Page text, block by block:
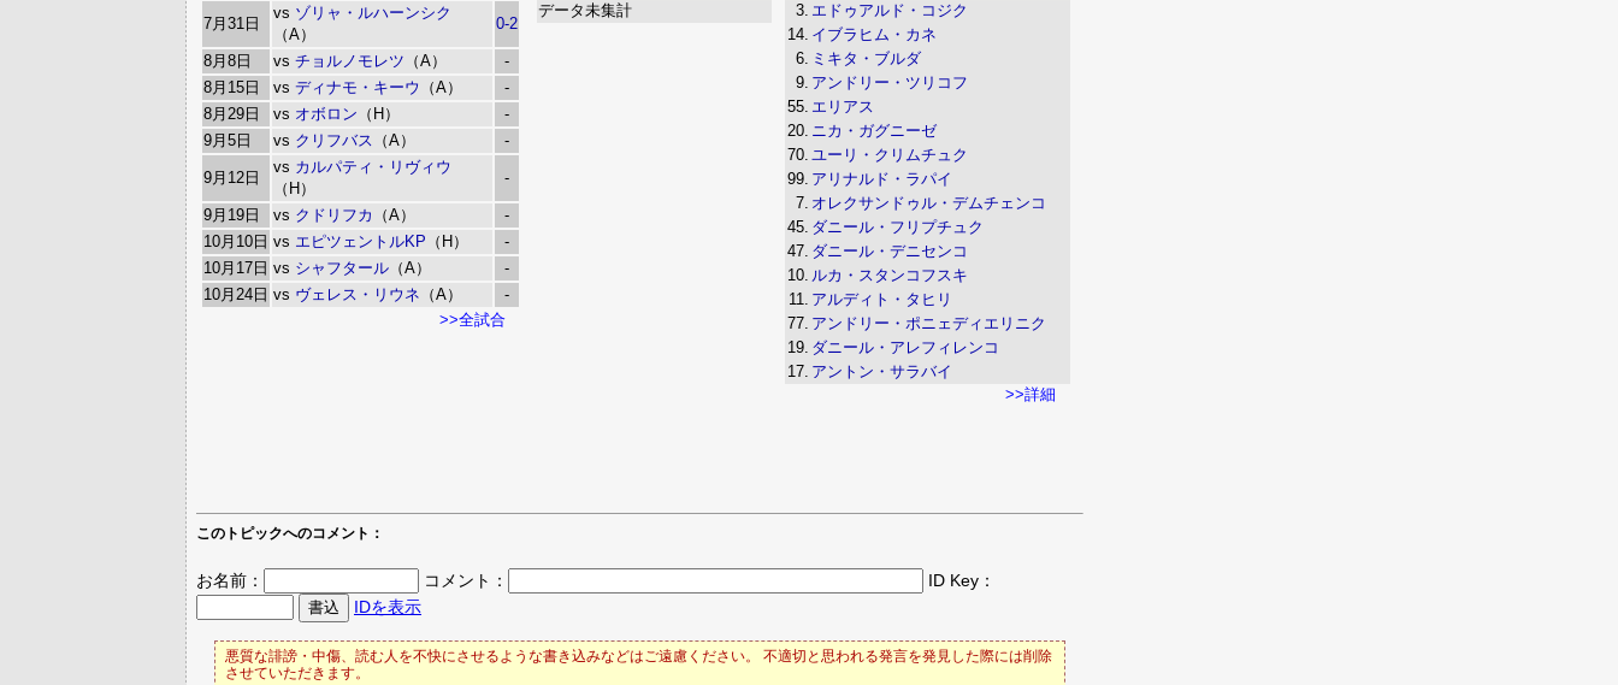
7月31日
vs ゾリャ・ルハーンシク
（A）
0-2
8月8日 vs チョルノモレツ （A）
-
8月15日
vs ディナモ・キーウ （A）
-
8月29日
vs オボロン （H）
-
9月5日
vs クリフバス （A） -
9月12日
vs カルパティ・リヴィウ
（H）
-
9月19日 vs クドリフカ （A）
-
10月10日 vs エピツェントルKP （H）
-
10月17日 vs シャフタール （A）
-
10月24日 vs ヴェレス・リウネ （A）
-
>>全試合
データ未集計
3. エドゥアルド・コジク
14. イブラヒム・カネ
6. ミキタ・ブルダ
9. アンドリー・ツリコフ
55. エリアス
20. ニカ・ガグニーゼ
70. ユーリ・クリムチュク
99. アリナルド・ラパイ
7. オレクサンドゥル・デムチェンコ
45. ダニール・フリプチュク
47. ダニール・デニセンコ
10. ルカ・スタンコフスキ
11. アルディト・タヒリ
77. アンドリー・ポニェディエリニク
19. ダニール・アレフィレンコ
17. アントン・サラバイ
>>詳細
このトピックへのコメント：
お名前： コメント：
ID Key：
IDを表示
悪質な誹謗・中傷、読む人を不快にさせるような書き込みなどはご遠慮ください。 不適切と思われる発言を発見した際には削除
させていただきます。